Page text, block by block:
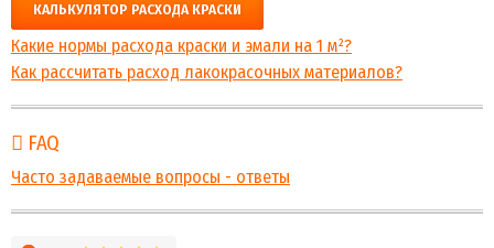
КАЛЬКУЛЯТОР РАСХОДА КРАСКИ
Какие нормы расхода краски и эмали на 1 м²?
Как рассчитать расход лакокрасочных материалов?
FAQ
Часто задаваемые вопросы - ответы